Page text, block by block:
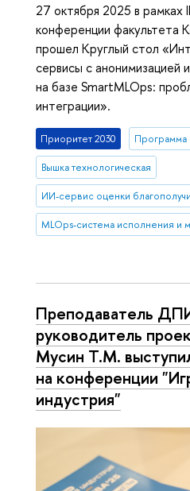
27 октября 2025 в рамках
конференции факультета
прошел Круглый стол
сервисы с анонимизацией
на базе SmartMLOps:
интеграции».
Приоритет 2030 Программа
Вышка технологическая
ИИ-сервис оценки
MLOps-система исполнения и
Преподаватель
руководитель
Мусин Т.М.
на конференции
индустрия"